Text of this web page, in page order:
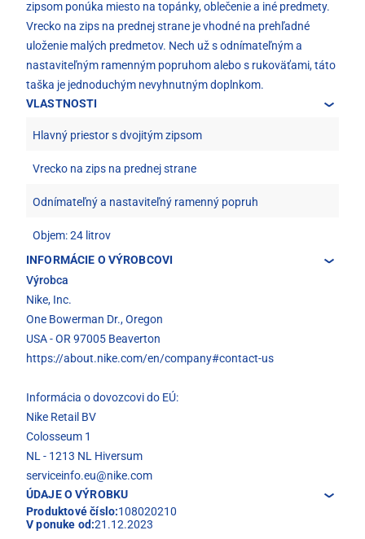
zipsom ponúka miesto na topánky, oblečenie a iné predmety.
Vrecko na zips na prednej strane je vhodné na prehľadné
uloženie malých predmetov. Nech už s odnímateľným a
nastaviteľným ramenným popruhom alebo s rukoväťami, táto
taška je jednoduchým nevyhnutným doplnkom.
VLASTNOSTI
Hlavný priestor s dvojitým zipsom
Vrecko na zips na prednej strane
Odnímateľný a nastaviteľný ramenný popruh
Objem: 24 litrov
INFORMÁCIE O VÝROBCOVI
Výrobca
Nike, Inc.
One Bowerman Dr., Oregon
USA - OR 97005 Beaverton
https://about.nike.com/en/company#contact-us
Informácia o dovozcovi do EÚ:
Nike Retail BV
Colosseum 1
NL - 1213 NL Hiversum
serviceinfo.eu@nike.com
ÚDAJE O VÝROBKU
Produktové číslo:108020210
V ponuke od:21.12.2023